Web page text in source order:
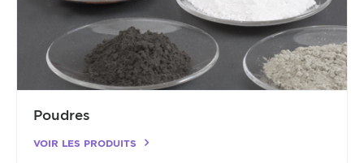
Poudres
VOIR LES PRODUITS